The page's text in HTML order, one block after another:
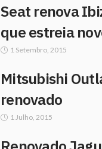
Seat renova
que estreia
1 Setembro, 2015
Mitsubishi
renovado
1 Julho, 2015